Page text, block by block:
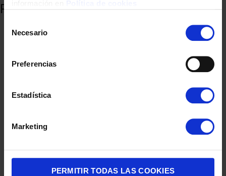
Necesario
Preferencias
Estadística
Marketing
PERMITIR TODAS LAS COOKIES
Productos relacionados
CALIENTA LECHE UFESA NUVELLA 600W 200ML ESPUMADOR
36,90€